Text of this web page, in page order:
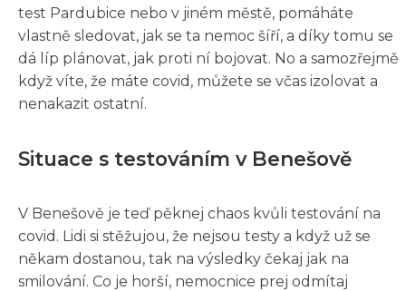
test Pardubice nebo v jiném městě, pomáháte
vlastně sledovat, jak se ta nemoc šíří, a díky tomu se
dá líp plánovat, jak proti ní bojovat. No a samozřejmě
když víte, že máte covid, můžete se včas izolovat a
nenakazit ostatní.
Situace s testováním v Benešově
V Benešově je teď pěknej chaos kvůli testování na
covid. Lidi si stěžujou, že nejsou testy a když už se
někam dostanou, tak na výsledky čekaj jak na
smilování. Co je horší, nemocnice prej odmítaj